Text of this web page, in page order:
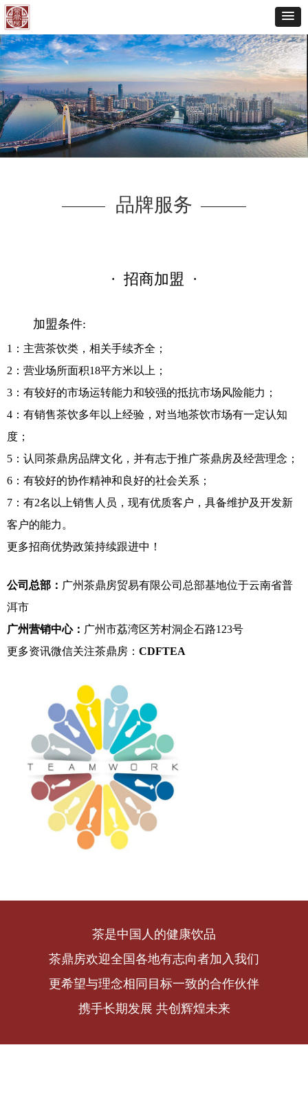
品牌服务
茶是中国人的健康饮品
茶鼎房欢迎全国各地有志向者加入我们
更希望与理念相同目标一致的合作伙伴
携手长期发展 共创辉煌未来
· 招商加盟 ·
1：主营茶饮类，相关手续齐全；
2：营业场所面积18平方米以上；
3：有较好的市场运转能力和较强的抵抗市场风险能力；
4：有销售茶饮多年以上经验，对当地茶饮市场有一定认知
度；
5：认同茶鼎房品牌文化，并有志于推广茶鼎房及经营理念；
6：有较好的协作精神和良好的社会关系；
7：有2名以上销售人员，现有优质客户，具备维护及开发新
客户的能力。
更多招商优势政策持续跟进中！
公司总部： 广州茶鼎房贸易有限公司总部基地位于云南省普
洱市
广州营销中心： 广州市荔湾区芳村洞企石路123号
更多资讯微信关注茶鼎房： CDFTEA
加盟条件: